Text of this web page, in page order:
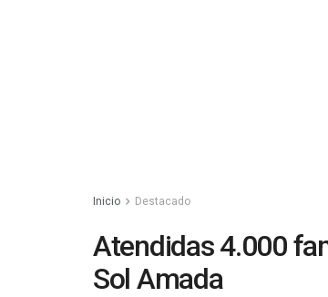
Inicio Destacado
Atendidas 4.000
Sol Amada